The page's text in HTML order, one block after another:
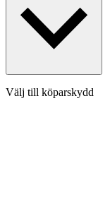
Välj till köparskydd